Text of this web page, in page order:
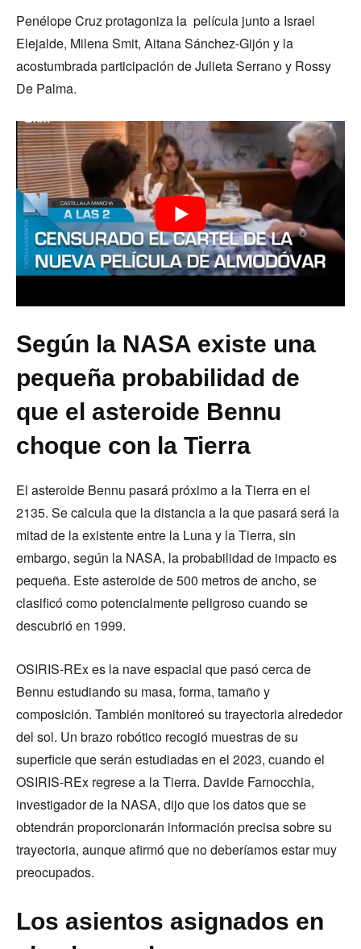
Penélope Cruz protagoniza la película junto a Israel
Elejalde, Milena Smit, Aitana Sánchez-Gijón y la
acostumbrada participación de Julieta Serrano y Rossy
De Palma.
Según la NASA existe una
pequeña probabilidad de
que el asteroide Bennu
choque con la Tierra
El asteroide Bennu pasará próximo a la Tierra en el
2135. Se calcula que la distancia a la que pasará será la
mitad de la existente entre la Luna y la Tierra, sin
embargo, según la NASA, la probabilidad de impacto es
pequeña. Este asteroide de 500 metros de ancho, se
clasificó como potencialmente peligroso cuando se
descubrió en 1999.
OSIRIS-REx es la nave espacial que pasó cerca de
Bennu estudiando su masa, forma, tamaño y
composición. También monitoreó su trayectoria alrededor
del sol. Un brazo robótico recogió muestras de su
superficie que serán estudiadas en el 2023, cuando el
OSIRIS-REx regrese a la Tierra. Davide Farnocchia,
investigador de la NASA, dijo que los datos que se
obtendrán proporcionarán información precisa sobre su
trayectoria, aunque afirmó que no deberíamos estar muy
preocupados.
Los asientos asignados en